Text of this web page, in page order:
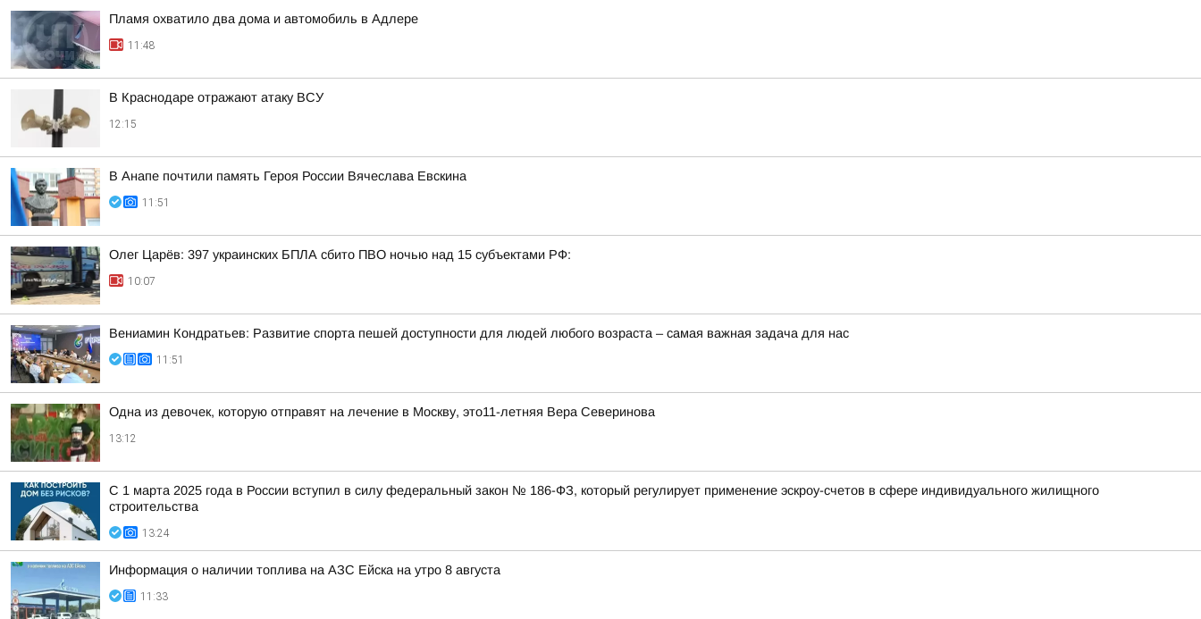
Пламя охватило два дома и автомобиль в Адлере
11:48
В Краснодаре отражают атаку ВСУ
12:15
В Анапе почтили память Героя России Вячеслава Евскина
11:51
Олег Царёв: 397 украинских БПЛА сбито ПВО ночью над 15 субъектами РФ:
10:07
Вениамин Кондратьев: Развитие спорта пешей доступности для людей любого возраста – самая важная задача для нас
11:51
Одна из девочек, которую отправят на лечение в Москву, это11-летняя Вера Северинова
13:12
С 1 марта 2025 года в России вступил в силу федеральный закон № 186-ФЗ, который регулирует применение эскроу-счетов в сфере индивидуального жилищного
строительства
13:24
Информация о наличии топлива на АЗС Ейска на утро 8 августа
11:33